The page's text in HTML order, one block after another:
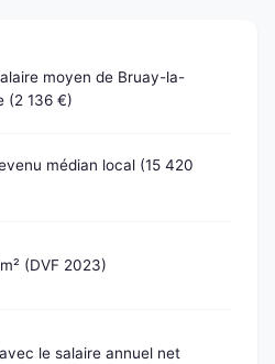
moyen de Bruay-la-
(2 136 €)
médian local (15 420
(DVF 2023)
avec le salaire annuel net